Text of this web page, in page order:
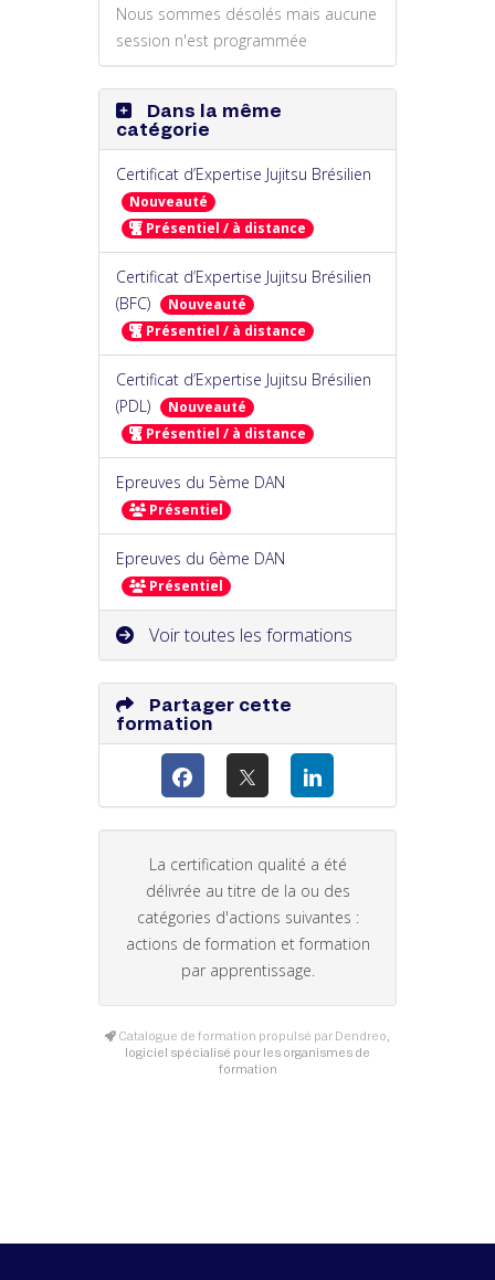
Nous sommes désolés mais aucune
session n'est programmée
Dans la même
catégorie
Certificat d’Expertise Jujitsu Brésilien
Nouveauté
Présentiel / à distance
Certificat d’Expertise Jujitsu Brésilien
(BFC)
Nouveauté
Présentiel / à distance
Certificat d’Expertise Jujitsu Brésilien
(PDL)
Nouveauté
Présentiel / à distance
Epreuves du 5ème DAN
Présentiel
Epreuves du 6ème DAN
Présentiel
Voir toutes les formations
Partager cette
formation
La certification qualité a été
délivrée au titre de la ou des
catégories d'actions suivantes :
actions de formation et formation
par apprentissage.
Catalogue de formation propulsé par Dendreo,
logiciel spécialisé pour les organismes de
formation